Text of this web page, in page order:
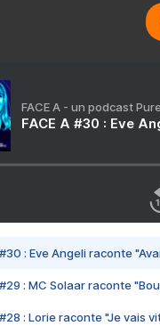
FACE A - un podcast
FACE A #30 : Eve
#30 : Eve Angeli raconte
#29 : MC Solaar raconte
#28 : Lorie raconte "Je vais